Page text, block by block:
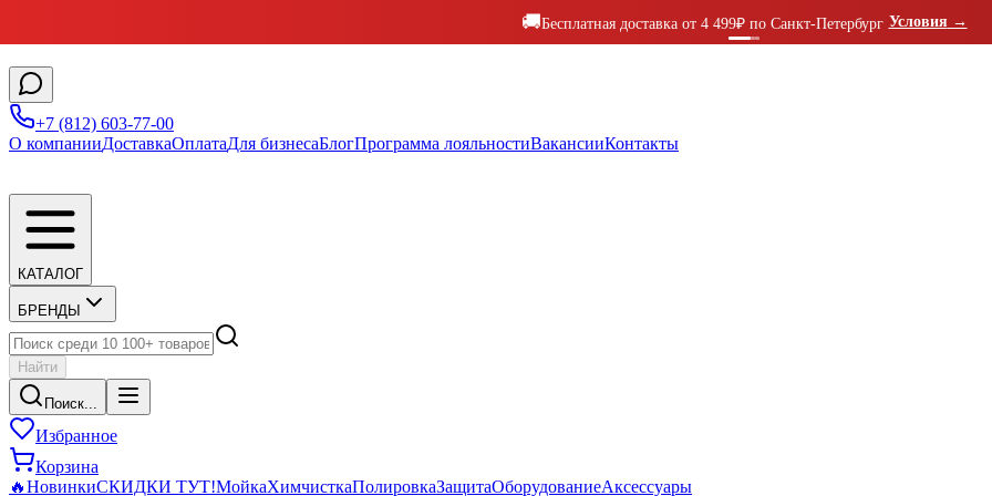
🚚Бесплатная доставка от 4 499₽ по Санкт-Петербург Условия →
+7 (812) 603-77-00
О компанииДоставкаОплатаДля бизнесаБлогПрограмма лояльностиВакансииКонтакты
КАТАЛОГ
БРЕНДЫ
Найти
Поиск...
Избранное
Корзина
🔥НовинкиСКИДКИ ТУТ!МойкаХимчисткаПолировкаЗащитаОборудованиеАксессуары